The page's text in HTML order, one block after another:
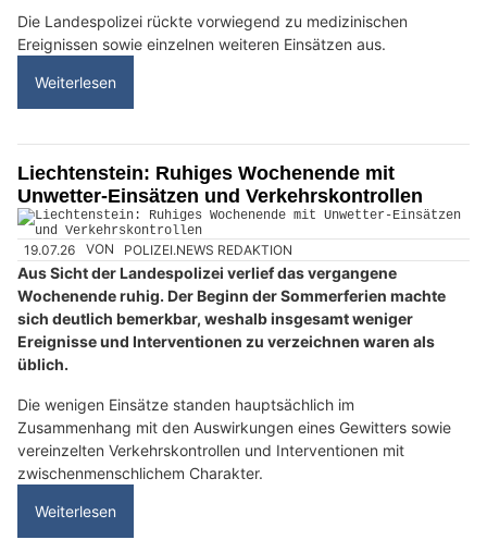
Die Landespolizei rückte vorwiegend zu medizinischen
Ereignissen sowie einzelnen weiteren Einsätzen aus.
Weiterlesen
Liechtenstein: Ruhiges Wochenende mit
Unwetter-Einsätzen und Verkehrskontrollen
19.07.26 VON POLIZEI.NEWS REDAKTION
Aus Sicht der Landespolizei verlief das vergangene
Wochenende ruhig. Der Beginn der Sommerferien machte
sich deutlich bemerkbar, weshalb insgesamt weniger
Ereignisse und Interventionen zu verzeichnen waren als
üblich.
Die wenigen Einsätze standen hauptsächlich im
Zusammenhang mit den Auswirkungen eines Gewitters sowie
vereinzelten Verkehrskontrollen und Interventionen mit
zwischenmenschlichem Charakter.
Weiterlesen